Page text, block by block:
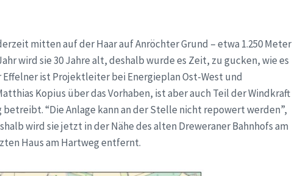
mitten auf der Haar auf Anröchter Grund – etwa 1.250 Meter
wird sie 30 Jahre alt, deshalb wurde es Zeit, zu gucken, wie es
ist Projektleiter bei Energieplan Ost-West und
Kopius über das Vorhaben, ist aber auch Teil der Windkraft
“Die Anlage kann an der Stelle nicht repowert werden”,
wird sie jetzt in der Nähe des alten Dreweraner Bahnhofs am
Haus am Hartweg entfernt.